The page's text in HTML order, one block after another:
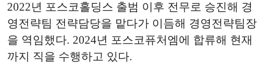
2022년 포스코홀딩스 출범 이후 전무로 승진해 경
영전략팀 전략담당을 맡다가 이듬해 경영전략팀장
을 역임했다. 2024년 포스코퓨처엠에 합류해 현재
까지 직을 수행하고 있다.